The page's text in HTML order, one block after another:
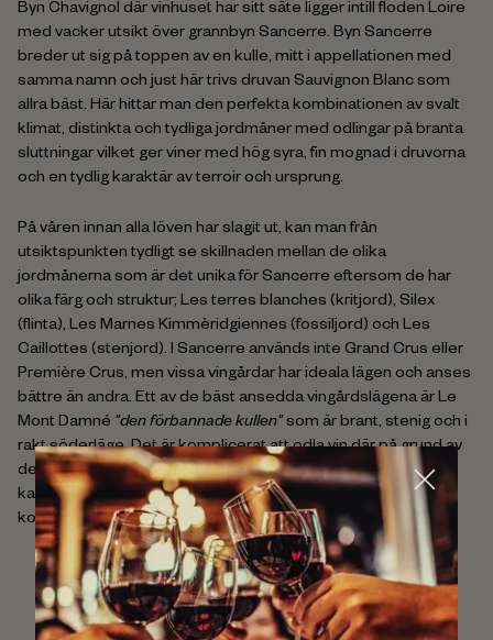
Byn Chavignol där vinhuset har sitt säte ligger intill floden Loire
med vacker utsikt över grannbyn Sancerre. Byn Sancerre
breder ut sig på toppen av en kulle, mitt i appellationen med
samma namn och just här trivs druvan Sauvignon Blanc som
allra bäst. Här hittar man den perfekta kombinationen av svalt
klimat, distinkta och tydliga jordmåner med odlingar på branta
sluttningar vilket ger viner med hög syra, fin mognad i druvorna
och en tydlig karaktär av terroir och ursprung.
På våren innan alla löven har slagit ut, kan man från
utsiktspunkten tydligt se skillnaden mellan de olika
jordmånerna som är det unika för Sancerre eftersom de har
olika färg och struktur; Les terres blanches (kritjord), Silex
(flinta), Les Marnes Kimmèridgiennes (fossiljord) och Les
Caillottes (stenjord). I Sancerre används inte Grand Crus eller
Première Crus, men vissa vingårdar har ideala lägen och anses
bättre än andra. Ett av de bäst ansedda vingårdslägena är Le
Mont Damné "den förbannade kullen" som är brant, stenig och i
rakt söderläge. Det är komplicerat att odla vin där på grund av
den kraftiga lutningen, men resultatet är bland det bästa man
kan uppnå med druvan Sauvignon Blanc. Hos Bourgeois
kommer vinerna MD Bourgeois och Jadis härifrån.